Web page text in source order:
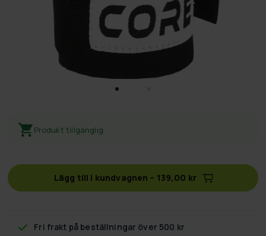
Produkt tillgänglig
Lägg till i kundvagnen – 139,00 kr
Fri frakt på beställningar över 500 kr